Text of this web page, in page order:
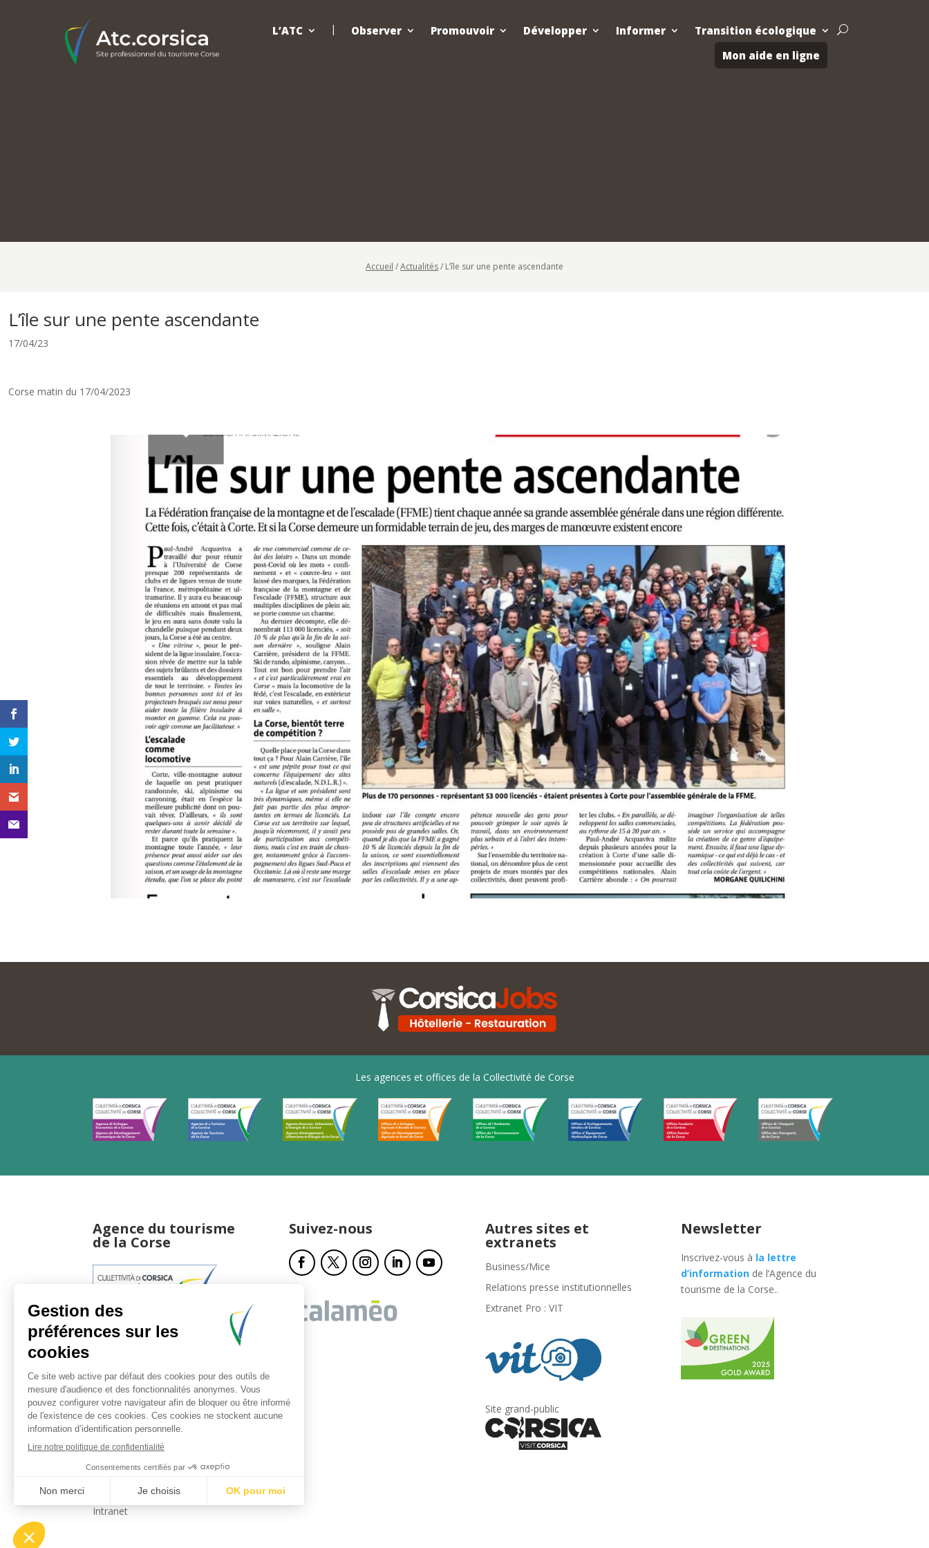
L’ATC Observer Promouvoir Développer Informer
Transition écologique
Mon aide en ligne
U
Accueil /Actualités/ L’île sur une pente ascendante
L’île sur une pente ascendante
17/04/23
Corse matin du 17/04/2023
Les agences et offices de la Collectivité de Corse
Agence du tourisme
de la Corse
20181 Ajaccio Cedex 01
T : 04 95 51 77 77
Accueil et horaires
Nous contacter
Politique de confidentialité
Mentions légales
Intranet
Suivez-nous Autres sites et
extranets
Business/Mice
Relations presse institutionnelles
Extranet Pro : VIT
Site grand-public
Newsletter
Inscrivez-vous à la lettre
d’information de l’Agence du
tourisme de la Corse..